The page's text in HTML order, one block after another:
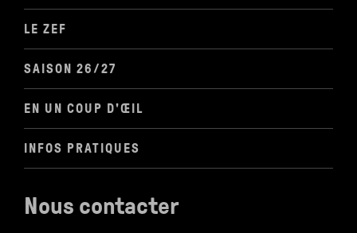
LE ZEF
SAISON 26/27
EN UN COUP D'ŒIL
INFOS PRATIQUES
Nous contacter